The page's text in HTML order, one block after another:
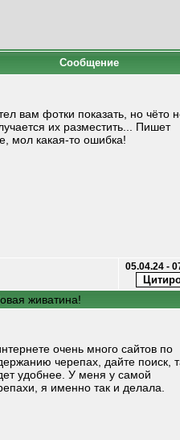
Сообщение
вам фотки показать, но чёто
их разместить... Пишет
мол какая-то ошибка!
05.04.24 -
живатина!
очень много сайтов по
черепах, дайте поиск,
удобнее. У меня у самой
я именно так и делала.